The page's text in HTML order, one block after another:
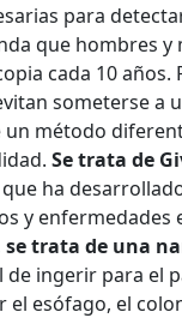
para
que hombres y
cada 10
someterse a
método
Se trata de
que ha
y enfermedades
se trata de una
de ingerir para el
el esófago, el